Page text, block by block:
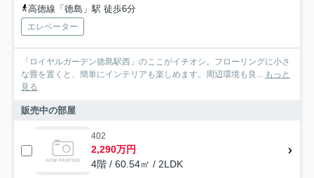
高徳線「徳島」駅 徒歩6分
エレベーター
「ロイヤルガーデン徳島駅西」のここがイチオシ。フローリングに小さ
な畳を置くと、簡単にインテリアも楽しめます。周辺環境も良... もっと
見る
販売中の部屋
402
2,290万円
4階 / 60.54㎡ / 2LDK